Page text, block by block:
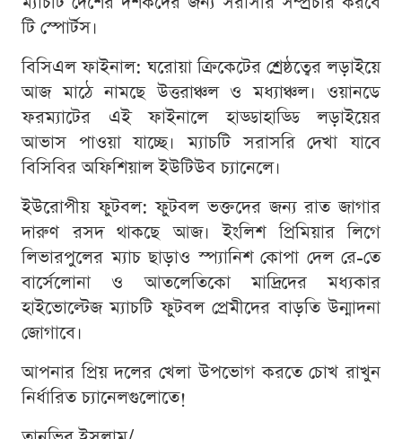
টি স্পোর্টস।
বিসিএল ফাইনাল: ঘরোয়া ক্রিকেটের শ্রেষ্ঠত্বের লড়াইয়ে
আজ মাঠে নামছে উত্তরাঞ্চল ও মধ্যাঞ্চল। ওয়ানডে
ফরম্যাটের এই ফাইনালে হাড্ডাহাড্ডি লড়াইয়ের
আভাস পাওয়া যাচ্ছে। ম্যাচটি সরাসরি দেখা যাবে
বিসিবির অফিশিয়াল ইউটিউব চ্যানেলে।
ইউরোপীয় ফুটবল: ফুটবল ভক্তদের জন্য রাত জাগার
দারুণ রসদ থাকছে আজ। ইংলিশ প্রিমিয়ার লিগে
লিভারপুলের ম্যাচ ছাড়াও স্প্যানিশ কোপা দেল রে-তে
বার্সেলোনা ও আতলেতিকো মাদ্রিদের মধ্যকার
হাইভোল্টেজ ম্যাচটি ফুটবল প্রেমীদের বাড়তি উন্মাদনা
জোগাবে।
আপনার প্রিয় দলের খেলা উপভোগ করতে চোখ রাখুন
নির্ধারিত চ্যানেলগুলোতে!